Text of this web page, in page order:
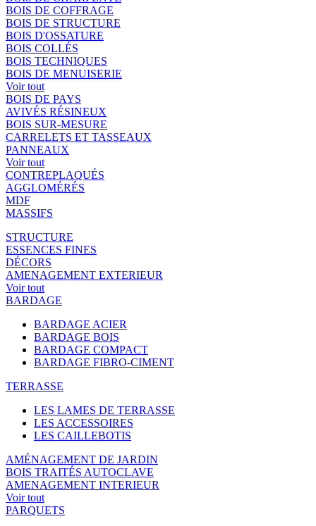
BOIS DE COFFRAGE
BOIS DE STRUCTURE
BOIS D'OSSATURE
BOIS COLLÉS
BOIS TECHNIQUES
BOIS DE MENUISERIE
Voir tout
BOIS DE PAYS
AVIVÉS RÉSINEUX
BOIS SUR-MESURE
CARRELETS ET TASSEAUX
PANNEAUX
Voir tout
CONTREPLAQUÉS
AGGLOMÉRÉS
MDF
MASSIFS
STRUCTURE
ESSENCES FINES
DÉCORS
AMENAGEMENT EXTERIEUR
Voir tout
BARDAGE
BARDAGE ACIER
BARDAGE BOIS
BARDAGE COMPACT
BARDAGE FIBRO-CIMENT
TERRASSE
LES LAMES DE TERRASSE
LES ACCESSOIRES
LES CAILLEBOTIS
AMÉNAGEMENT DE JARDIN
BOIS TRAITÉS AUTOCLAVE
AMENAGEMENT INTERIEUR
Voir tout
PARQUETS